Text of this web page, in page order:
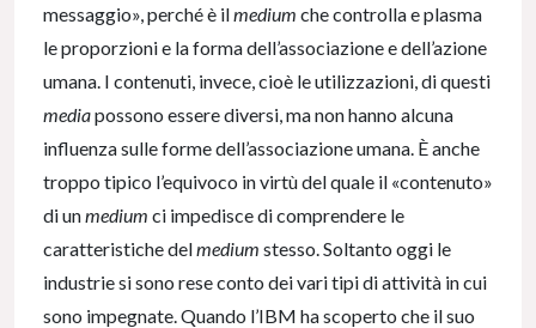
messaggio», perché è ilmedium che controlla e plasma
le proporzioni e la forma dell’associazione e dell’azione
umana. I contenuti, invece, cioè le utilizzazioni, di questi
mediapossono essere diversi, ma non hanno alcuna
influenza sulle forme dell’associazione umana. È anche
troppo tipico l’equivoco in virtù del quale il «contenuto»
di unmedium ci impedisce di comprendere le
caratteristiche delmedium stesso. Soltanto oggi le
industrie si sono rese conto dei vari tipi di attività in cui
sono impegnate. Quando l’IBM ha scoperto che il suo